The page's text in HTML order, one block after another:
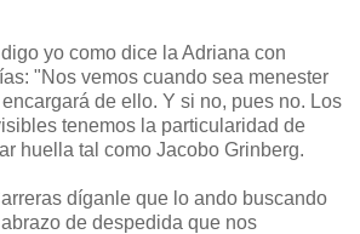
yo como dice la Adriana con
"Nos vemos cuando sea menester
de ello. Y si no, pues no. Los
tenemos la particularidad de
huella tal como Jacobo Grinberg.
díganle que lo ando buscando
de despedida que nos